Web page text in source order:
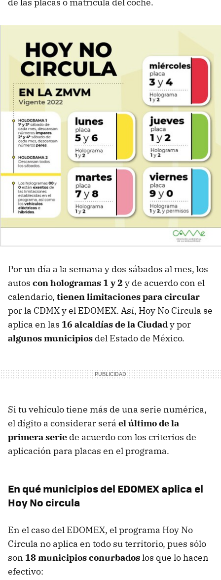
de las placas o matrícula del coche.
Por un día a la semana y dos sábados al mes, los
autos con hologramas 1 y 2 y de acuerdo con el
calendario, tienen limitaciones para circular
por la CDMX y el EDOMEX. Así, Hoy No Circula se
aplica en las 16 alcaldías de la Ciudady por
algunos municipios del Estado de México.
Si tu vehículo tiene más de una serie numérica,
el dígito a considerar será el último de la
primera serie de acuerdo con los criterios de
aplicación para placas en el programa.
En qué municipios del EDOMEX aplica el
Hoy No circula
En el caso del EDOMEX, el programa Hoy No
Circula no aplica en todo su territorio, pues sólo
son 18 municipios conurbadoslos que lo hacen
efectivo: